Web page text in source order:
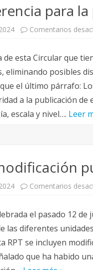
para
Comentarios
de esta Circular que
eliminando posibles
el último párrafo:
a la publicación
escala y nivel…. Leer
Comentarios
el pasado 12
las diferentes
RPT se incluyen
que ha habido